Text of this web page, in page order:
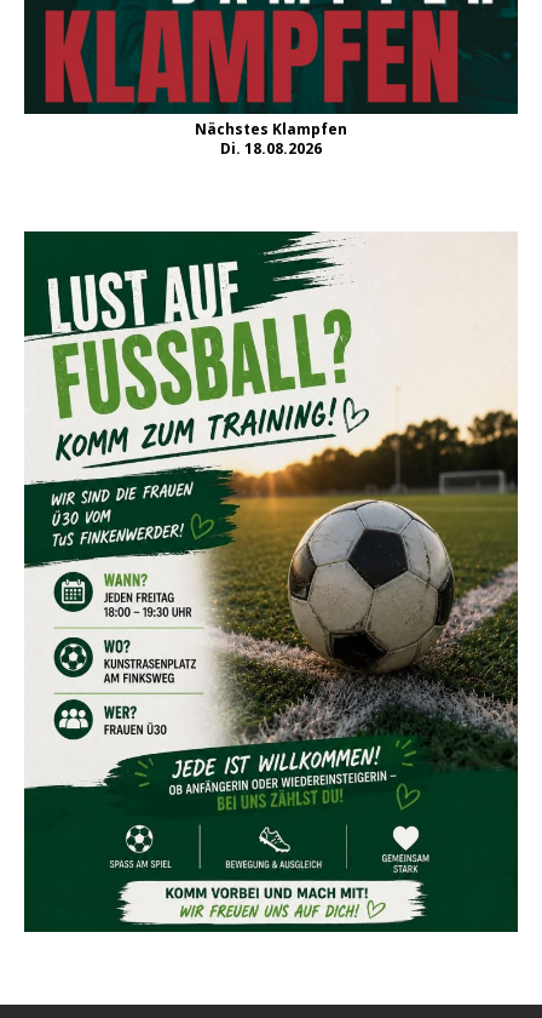
Nächstes Klampfen
Di. 18.08.2026